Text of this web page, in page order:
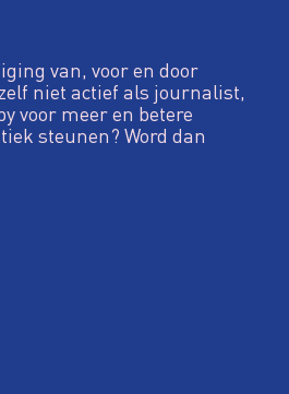
van, voor en door
niet actief als journalist,
voor meer en betere
steunen? Word dan